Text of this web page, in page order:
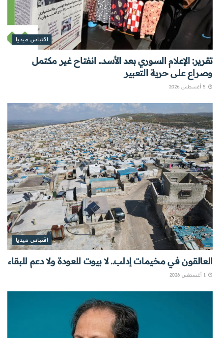
اقتباس ميديا
تقرير: الإعلام السوري بعد الأسد.. انفتاح غير مكتمل
وصراع على حرية التعبير
اقتباس ميديا
العالقون في مخيمات إدلب.. لا بيوت للعودة ولا دعم للبقاء